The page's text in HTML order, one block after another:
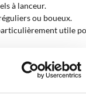
à lanceur.
ou boueux.
utile
le coucher du